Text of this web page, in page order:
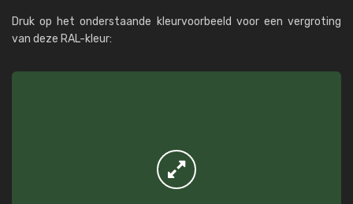
Druk op het onderstaande kleurvoorbeeld voor een vergroting
van deze RAL-kleur: